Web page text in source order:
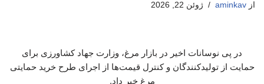
از aminkav ژوئن 22, 2026
در پی نوسانات اخیر در بازار مرغ، وزارت جهاد کشاورزی برای
حمایت از تولیدکنندگان و کنترل قیمت‌ها از اجرای طرح خرید حمایتی
مرغ خبر داد.